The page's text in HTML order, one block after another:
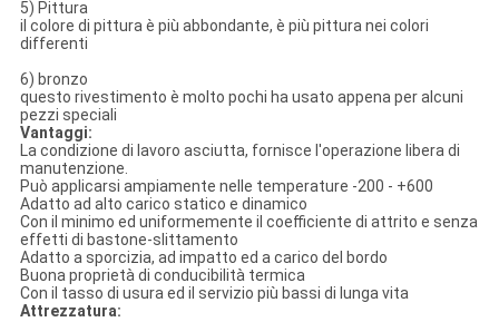
5) Pittura
il colore di pittura è più abbondante, è più pittura nei colori
differenti
6) bronzo
questo rivestimento è molto pochi ha usato appena per alcuni
pezzi speciali
Vantaggi:
La condizione di lavoro asciutta, fornisce l'operazione libera di
manutenzione.
Può applicarsi ampiamente nelle temperature -200 - +600
Adatto ad alto carico statico e dinamico
Con il minimo ed uniformemente il coefficiente di attrito e senza
effetti di bastone-slittamento
Adatto a sporcizia, ad impatto ed a carico del bordo
Buona proprietà di conducibilità termica
Con il tasso di usura ed il servizio più bassi di lunga vita
Attrezzatura: